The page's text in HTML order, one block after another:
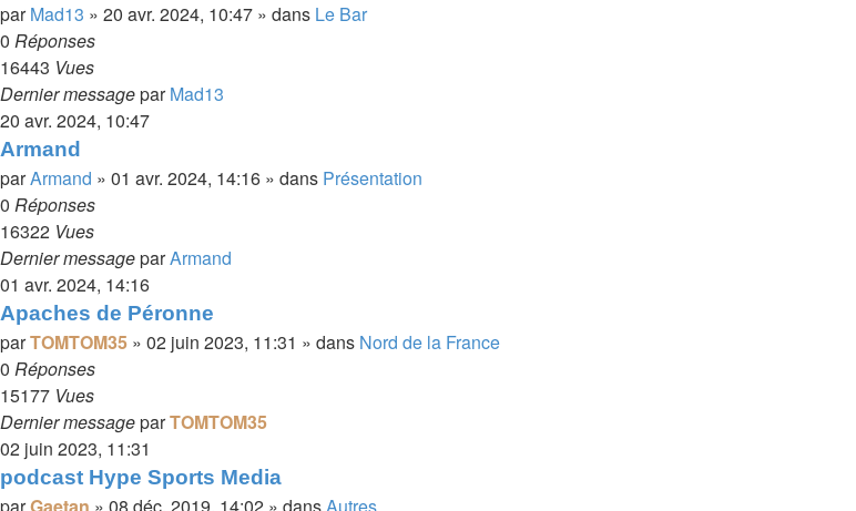
parMad13 » 20 avr. 2024, 10:47 » dans Le Bar
0 Réponses
16443 Vues
Dernier messageparMad13
20 avr. 2024, 10:47
Armand
parArmand » 01 avr. 2024, 14:16 » dans Présentation
0 Réponses
16322 Vues
Dernier messageparArmand
01 avr. 2024, 14:16
Apaches de Péronne
parTOMTOM35 » 02 juin 2023, 11:31 » dans Nord de la France
0 Réponses
15177 Vues
Dernier messageparTOMTOM35
02 juin 2023, 11:31
podcast Hype Sports Media